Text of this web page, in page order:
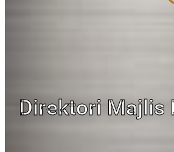
Direktori Majlis